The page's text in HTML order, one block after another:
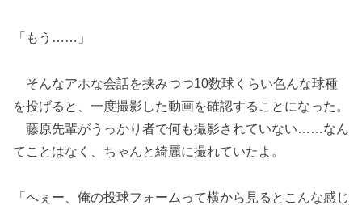
「もう……」
そんなアホな会話を挟みつつ10数球くらい色んな球種
を投げると、一度撮影した動画を確認することになった。
藤原先輩がうっかり者で何も撮影されていない……なん
てことはなく、ちゃんと綺麗に撮れていたよ。
「へぇー、俺の投球フォームって横から見るとこんな感じ